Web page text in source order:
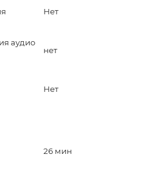
Нет
аудио
нет
Нет
26 мин